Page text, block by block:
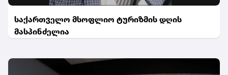
საქართველო მსოფლიო ტურიზმის დღის
მასპინძელია